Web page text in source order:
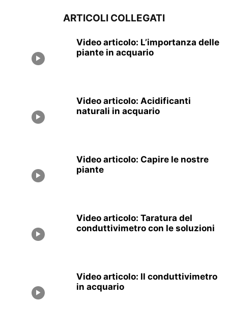
ARTICOLI COLLEGATI
Video articolo: L’importanza delle
piante in acquario
Video articolo: Acidificanti
naturali in acquario
Video articolo: Capire le nostre
piante
Video articolo: Taratura del
conduttivimetro con le soluzioni
Video articolo: Il conduttivimetro
in acquario